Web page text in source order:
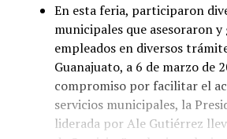
En esta feria, participaron
municipales que asesoraron
empleados en diversos
Guanajuato, a 6 de marzo de
compromiso por facilitar el
servicios municipales, la
liderada por Ale Gutiérrez